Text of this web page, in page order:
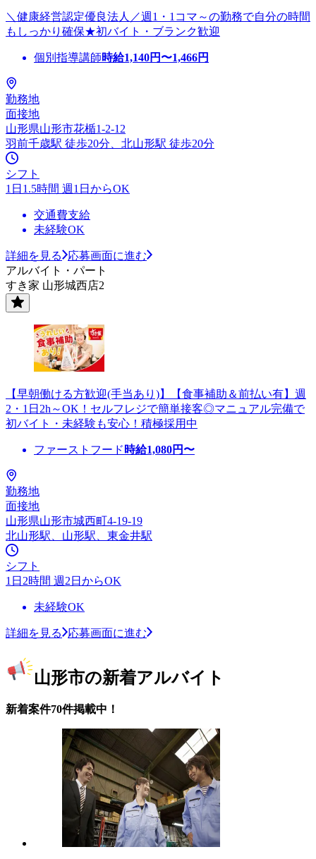
＼健康経営認定優良法人／週1・1コマ～の勤務で自分の時間
もしっかり確保★初バイト・ブランク歓迎
個別指導講師時給1,140円〜1,466円
勤務地
面接地
山形県山形市花楯1-2-12
羽前千歳駅 徒歩20分、北山形駅 徒歩20分
シフト
1日1.5時間 週1日からOK
交通費支給
未経験OK
詳細を見る
応募画面に進む
アルバイト・パート
すき家 山形城西店2
【早朝働ける方歓迎(手当あり)】【食事補助＆前払い有】週
2・1日2h～OK！セルフレジで簡単接客◎マニュアル完備で
初バイト・未経験も安心！積極採用中
ファーストフード 時給1,080円〜
勤務地
面接地
山形県山形市城西町4-19-19
北山形駅、山形駅、東金井駅
シフト
1日2時間 週2日からOK
未経験OK
詳細を見る 応募画面に進む
山形市の新着アルバイト
新着案件70件掲載中！